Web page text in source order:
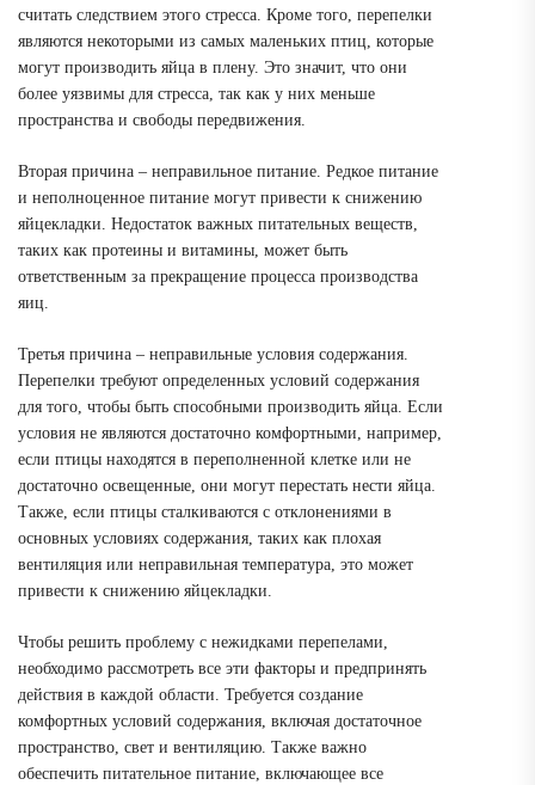
считать следствием этого стресса. Кроме того, перепелки
являются некоторыми из самых маленьких птиц, которые
могут производить яйца в плену. Это значит, что они
более уязвимы для стресса, так как у них меньше
пространства и свободы передвижения.
Вторая причина – неправильное питание. Редкое питание
и неполноценное питание могут привести к снижению
яйцекладки. Недостаток важных питательных веществ,
таких как протеины и витамины, может быть
ответственным за прекращение процесса производства
яиц.
Третья причина – неправильные условия содержания.
Перепелки требуют определенных условий содержания
для того, чтобы быть способными производить яйца. Если
условия не являются достаточно комфортными, например,
если птицы находятся в переполненной клетке или не
достаточно освещенные, они могут перестать нести яйца.
Также, если птицы сталкиваются с отклонениями в
основных условиях содержания, таких как плохая
вентиляция или неправильная температура, это может
привести к снижению яйцекладки.
Чтобы решить проблему с нежидками перепелами,
необходимо рассмотреть все эти факторы и предпринять
действия в каждой области. Требуется создание
комфортных условий содержания, включая достаточное
пространство, свет и вентиляцию. Также важно
обеспечить питательное питание, включающее все